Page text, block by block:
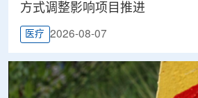
方式调整影响项目推进
医疗 2026-08-07